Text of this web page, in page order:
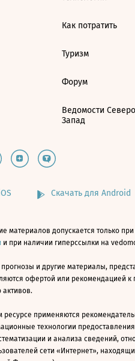
Как потратить
Туризм
Форум
Ведомости
Запад
Скачать для Android
материалов допускается только
и при наличии гиперссылки на
прогнозы и другие материалы,
офертой или рекомендацией к
активов.
применяются
технологии
и анализа сведений,
сети «Интернет»,